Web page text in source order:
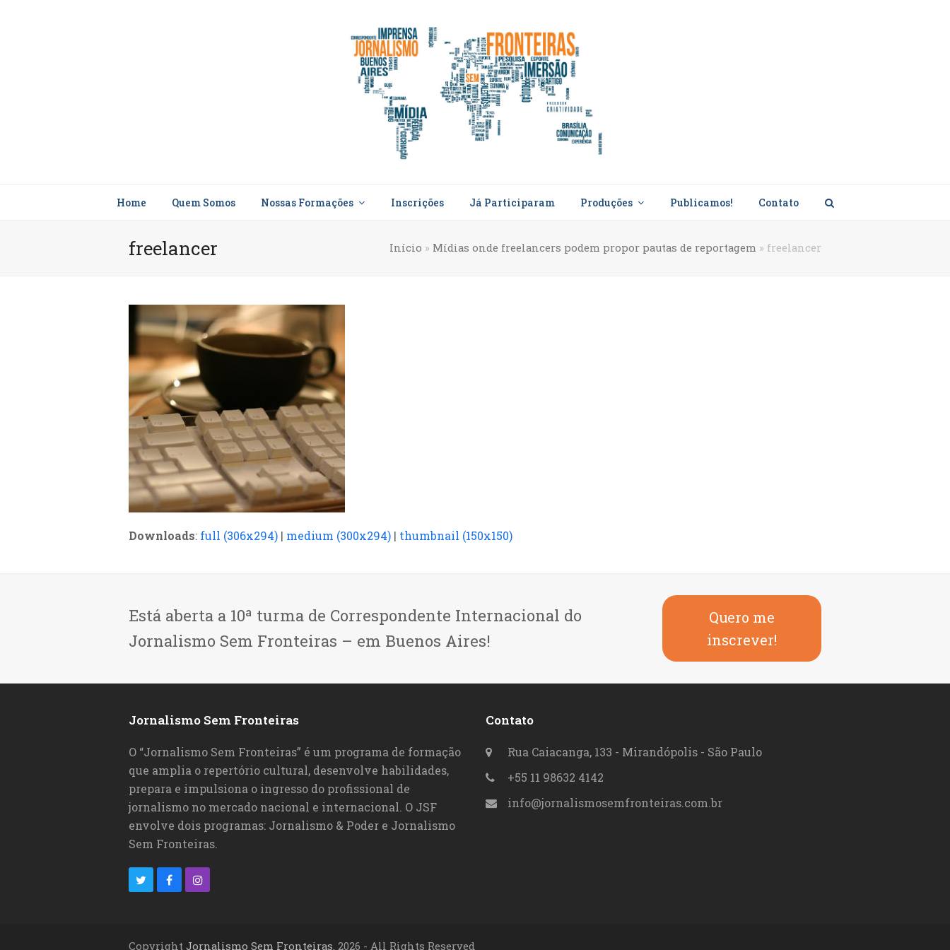
Home Quem Somos Nossas Formações Inscrições Já Participaram Produções Publicamos! Contato
freelancer Início » Mídias onde freelancers podem propor pautas de reportagem » freelancer
Downloads: full (306x294) | medium (300x294) | thumbnail (150x150)
Está aberta a 10ª turma de Correspondente Internacional do
Jornalismo Sem Fronteiras – em Buenos Aires!
Quero me
inscrever!
Jornalismo Sem Fronteiras
O “Jornalismo Sem Fronteiras” é um programa de formação
que amplia o repertório cultural, desenvolve habilidades,
prepara e impulsiona o ingresso do profissional de
jornalismo no mercado nacional e internacional. O JSF
envolve dois programas: Jornalismo & Poder e Jornalismo
Sem Fronteiras.
I
Contato
Rua Caiacanga, 133 - Mirandópolis - São Paulo
+55 11 98632 4142
info@jornalismosemfronteiras.com.br
Copyright Jornalismo Sem Fronteiras. 2026 - All Rights Reserved